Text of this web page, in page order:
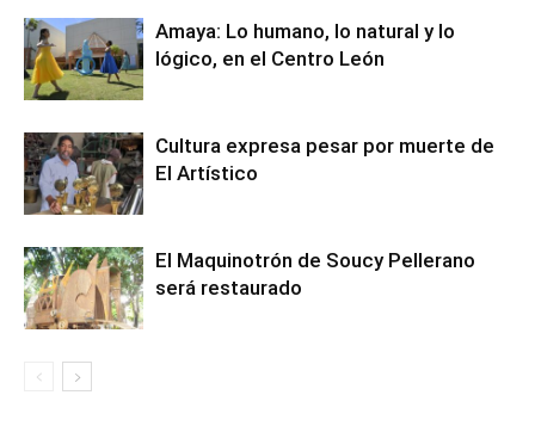
Amaya: Lo humano, lo natural y lo
lógico, en el Centro León
Cultura expresa pesar por muerte de
El Artístico
El Maquinotrón de Soucy Pellerano
será restaurado